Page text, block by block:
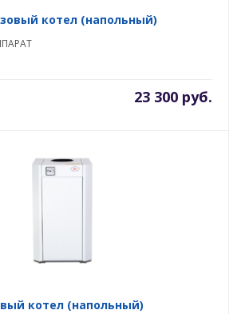
котел (напольный)
23 300 руб.
котел (напольный)